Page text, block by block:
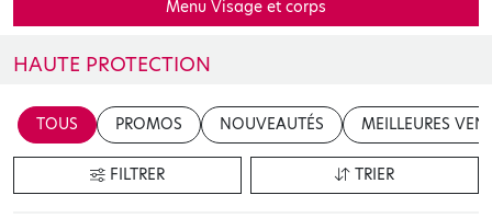
Menu Visage et corps
HAUTE PROTECTION
TOUS
PROMOS NOUVEAUTÉS MEILLEURES
FILTRER TRIER